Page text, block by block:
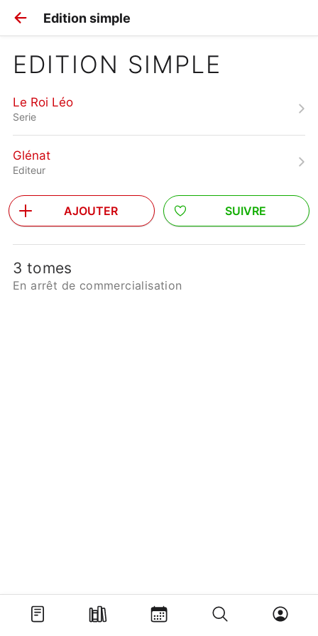
Edition simple
EDITION SIMPLE
Le Roi Léo
Serie
Glénat
Editeur
AJOUTER SUIVRE
3 tomes
En arrêt de commercialisation